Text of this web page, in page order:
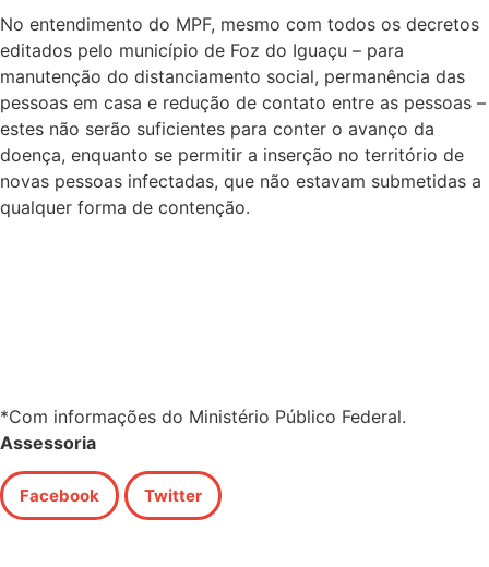
No entendimento do MPF, mesmo com todos os decretos
editados pelo município de Foz do Iguaçu – para
manutenção do distanciamento social, permanência das
pessoas em casa e redução de contato entre as pessoas –
estes não serão suficientes para conter o avanço da
doença, enquanto se permitir a inserção no território de
novas pessoas infectadas, que não estavam submetidas a
qualquer forma de contenção.
*Com informações do Ministério Público Federal.
Assessoria
Facebook Twitter